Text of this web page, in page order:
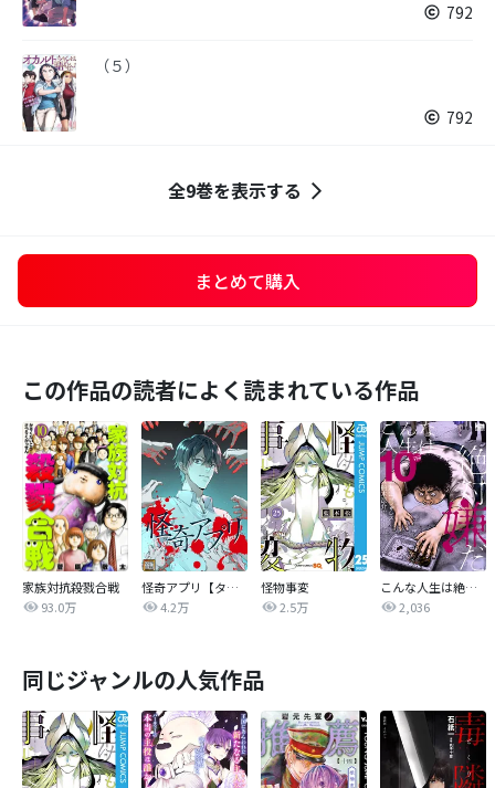
792
（５）
792
全9巻を表示する
まとめて購入
この作品の読者によく読まれている作品
家族対抗殺戮合戦
93.0万
怪奇アプリ【タテヨミ】
4.2万
怪物事変
2.5万
こんな人生は絶対嫌だ
2,036
同じジャンルの人気作品